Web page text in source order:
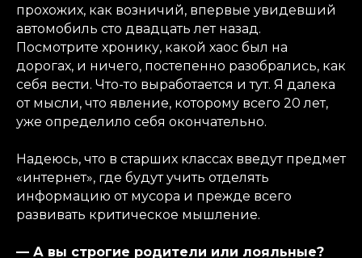
прохожих, как возничий, впервые увидевший
автомобиль сто двадцать лет назад.
Посмотрите хронику, какой хаос был на
дорогах, и ничего, постепенно разобрались, как
себя вести. Что-то выработается и тут. Я далека
от мысли, что явление, которому всего 20 лет,
уже определило себя окончательно.
Надеюсь, что в старших классах введут предмет
«интернет», где будут учить отделять
информацию от мусора и прежде всего
развивать критическое мышление.
— А вы строгие родители или лояльные?